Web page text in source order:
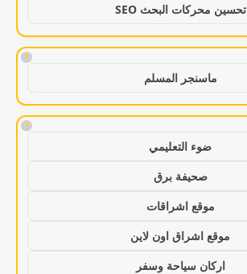
تحسين محركات البحث SEO
!
ماسنجر المسلم
!
ضوء التعليمي
صحيفة برق
موقع اشراقات
موقع اشراق اون لاين
اركان سياحة وسفر